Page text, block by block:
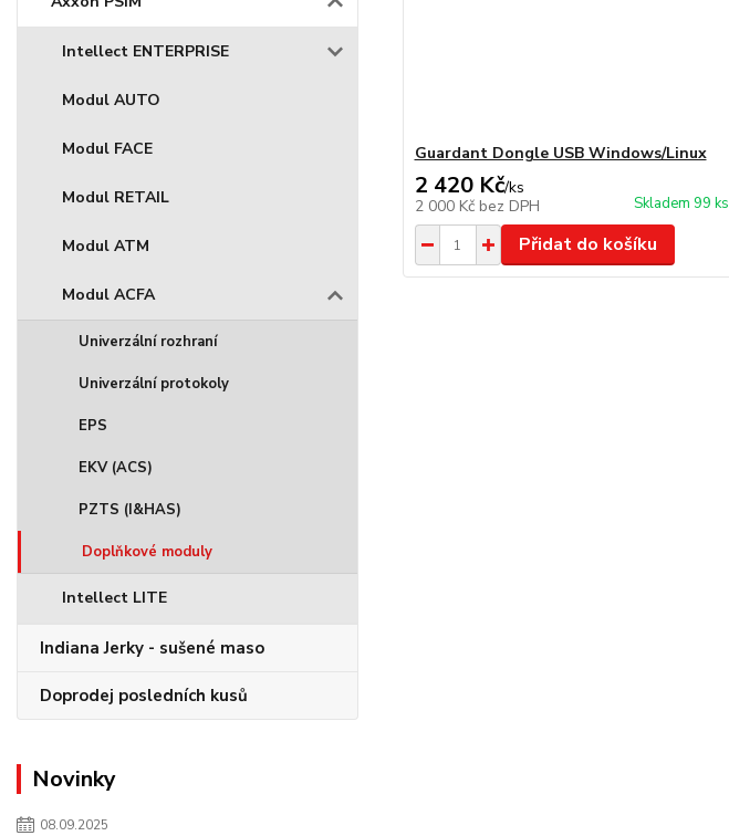
Intellect ENTERPRISE
Modul AUTO
Modul FACE
Modul RETAIL
Modul ATM
Modul ACFA
Univerzální rozhraní
Univerzální protokoly
EPS
EKV (ACS)
PZTS (I&HAS)
Doplňkové moduly
Intellect LITE
Indiana Jerky - sušené maso
Doprodej posledních kusů
Novinky
08.09.2025
Guardant Dongle USB Windows/Linux
2 420 Kč/ks
2 000 Kč bez DPH Skladem 99 ks
Přidat do košíku